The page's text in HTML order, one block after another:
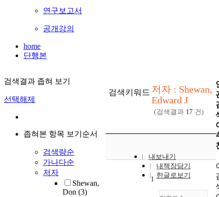
연구보고서
공개강의
home
단행본
검색결과 좁혀 보기
선택해제
좁혀본 항목 보기순서
검색량순
가나다순
저자
Shewan,
Don (3)
검색키워드 저자 : Shewan,
Edward J
(검색결과 17 건)
내보내기
내책장담기
한글로보기
1